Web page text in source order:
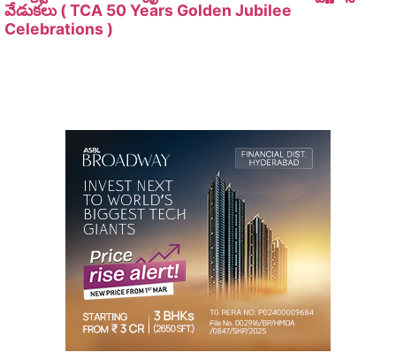
వేడుకలు ( TCA 50 Years Golden Jubilee
Celebrations )